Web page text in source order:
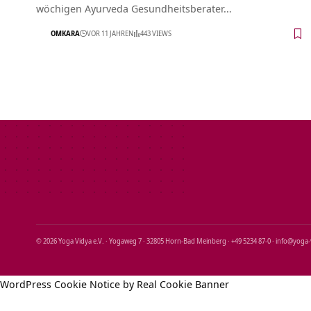
wöchigen Ayurveda Gesundheitsberater…
OMKARA VOR 11 JAHREN 443 VIEWS
© 2026 Yoga Vidya e.V. · Yogaweg 7 · 32805 Horn‑Bad Meinberg · +49 5234 87‑0 ·
WordPress Cookie Notice by Real Cookie Banner